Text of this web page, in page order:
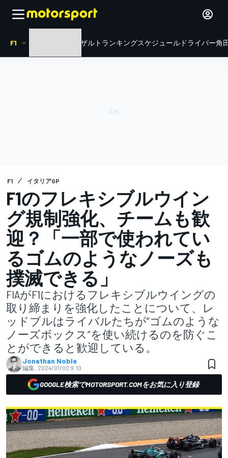
F1 リザルト ランキングスケジュール ドライバー角
F1 イタリアGP
F1のフレキシブルウイン
グ規制強化、チームも歓
迎？「一部で使われてい
るゴムのようなノーズも
撲滅できる」
FIAがF1におけるフレキシブルウイングの
取り締まりを強化したことについて、レ
ッドブルはライバルたちが”ゴムのような
ノーズボックス”を使い続けるのを防ぐこ
とができると歓迎している。
Jonathan Noble
編集: 2024/01/02 9:10
GOOGLE検索でMOTORSPORT.COMをお気に入り登録